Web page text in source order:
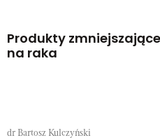
Produkty
na raka
dr Bartosz Kulczyński